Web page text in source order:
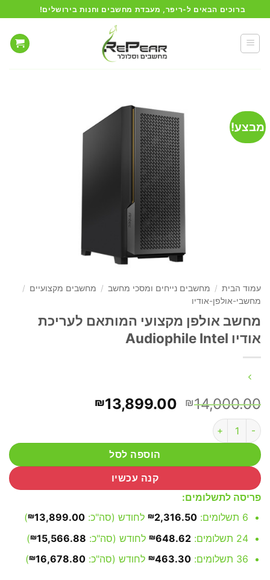
to
content
ברוכים הבאים ל-ריפר, מעבדת מחשבים וחנות בירושלים!
מבצע!
עמוד הבית / מחשבים נייחים ומסכי מחשב / מחשבים מקצועיים /
מחשבי-אולפן-אודיו
מחשב אולפן מקצועי המותאם לעריכת
אודיו Audiophile Intel
₪14,000.00
המחיר
₪14,000.00.
₪13,899.00
₪13,899.00.
כמות של מחשב אולפן מקצועי המותאם לעריכת אודיו Audiophile Intel
הוספה לסל
קנה עכשיו
פריסה לתשלומים:
6 תשלומים:
₪2,316.50 לחודש (סה"כ: ₪13,899.00
)
24 תשלומים:
₪648.62 לחודש (סה"כ: ₪15,566.88
)
36 תשלומים:
₪463.30 לחודש (סה"כ: ₪16,678.80
)